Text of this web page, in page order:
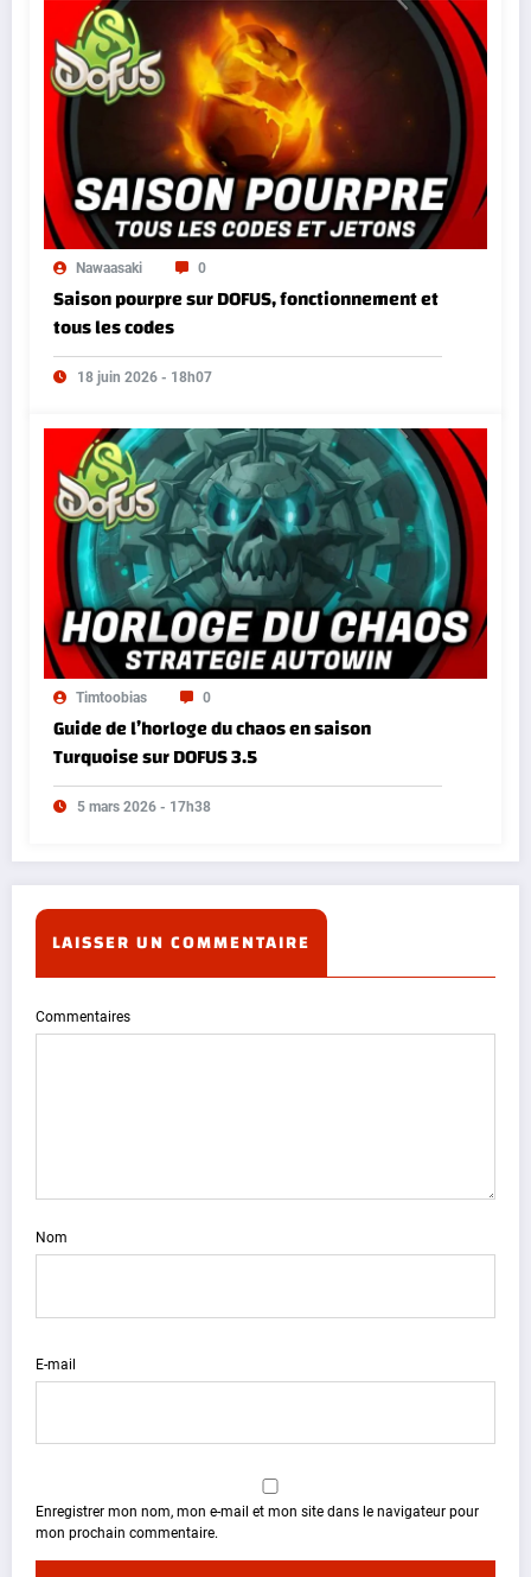
Nawaasaki 0
Saison pourpre sur DOFUS, fonctionnement et
tous les codes
18 juin 2026 - 18h07
Timtoobias 0
Guide de l’horloge du chaos en saison
Turquoise sur DOFUS 3.5
5 mars 2026 - 17h38
LAISSER UN COMMENTAIRE
Commentaires
Nom
E-mail
Enregistrer mon nom, mon e-mail et mon site dans le navigateur pour
mon prochain commentaire.